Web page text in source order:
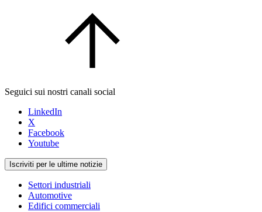
Seguici sui nostri canali social
LinkedIn
X
Facebook
Youtube
Iscriviti per le ultime notizie
Settori industriali
Automotive
Edifici commerciali